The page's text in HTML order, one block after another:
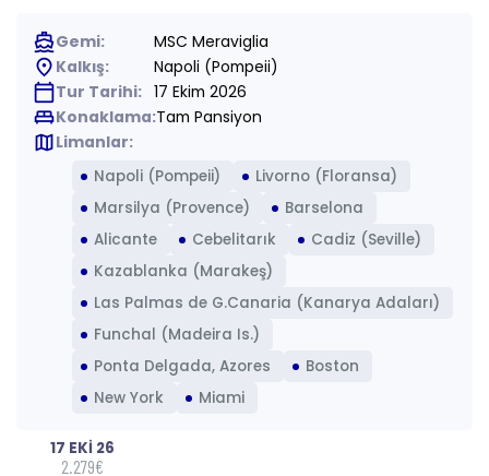
directions_boatGemi: MSC Meraviglia
place Kalkış: Napoli (Pompeii)
calendar_todayTur Tarihi: 17 Ekim 2026
king_bedKonaklama:Tam Pansiyon
map Limanlar:
Napoli (Pompeii)
Livorno (Floransa)
Marsilya (Provence)
Barselona
Alicante
Cebelitarık
Cadiz (Seville)
Kazablanka (Marakeş)
Las Palmas de G.Canaria (Kanarya Adaları)
Funchal (Madeira Is.)
Ponta Delgada, Azores
Boston
New York
Miami
17 EKİ 26
2.279€